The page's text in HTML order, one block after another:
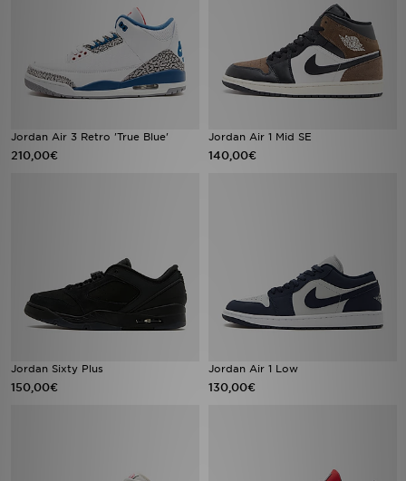
Jordan Air 3 Retro 'True Blue'
210,00€
Jordan Air 1 Mid SE
140,00€
Jordan Sixty Plus
150,00€
Jordan Air 1 Low
130,00€